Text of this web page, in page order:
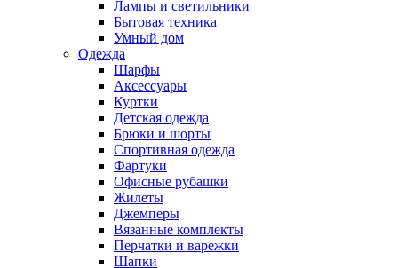
Лампы и светильники
Бытовая техника
Умный дом
Одежда
Шарфы
Аксессуары
Куртки
Детская одежда
Брюки и шорты
Спортивная одежда
Фартуки
Офисные рубашки
Жилеты
Джемперы
Вязанные комплекты
Перчатки и варежки
Шапки